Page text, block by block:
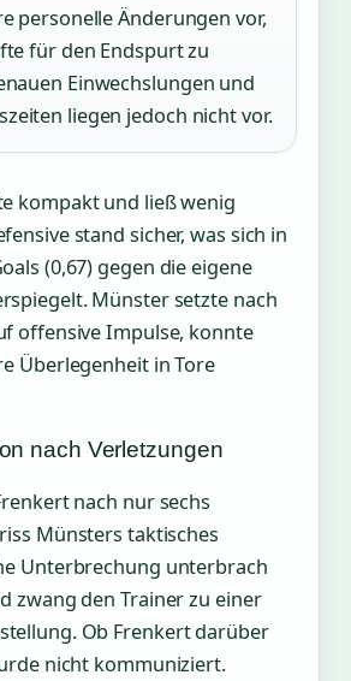
personelle Änderungen vor,
für den Endspurt zu
Einwechslungen und
liegen jedoch nicht vor.
kompakt und ließ wenig
stand sicher, was sich in
(0,67) gegen die eigene
Münster setzte nach
offensive Impulse, konnte
Überlegenheit in Tore
nach Verletzungen
nach nur sechs
Münsters taktisches
Unterbrechung unterbrach
zwang den Trainer zu einer
Ob Frenkert darüber
nicht kommuniziert.